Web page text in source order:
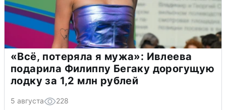
«Всё, потеряла я мужа»: Ивлеева
подарила Филиппу Бегаку дорогущую
лодку за 1,2 млн рублей
5 августа 228